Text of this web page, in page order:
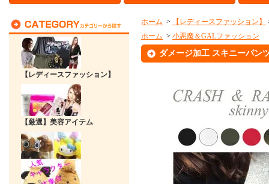
【レディースファッション】
【厳選】美容アイテム
ホーム > 【レディースファッション】
ホーム > 小悪魔＆GALファッション
ダメージ加工 スキニーパン